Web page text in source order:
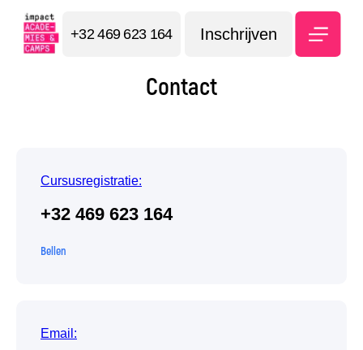
+32 469 623 164
Contact
Cursusregistratie:
+32 469 623 164
Bellen
Email: